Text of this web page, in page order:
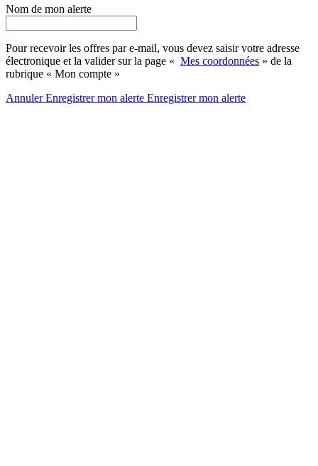
Nom de mon alerte
Pour recevoir les offres par e-mail, vous devez saisir votre adresse
électronique et la valider sur la page « Mes coordonnées » de la
rubrique « Mon compte »
AnnulerEnregistrer mon alerte Enregistrermon alerte